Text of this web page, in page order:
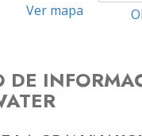
Ver mapa
DE